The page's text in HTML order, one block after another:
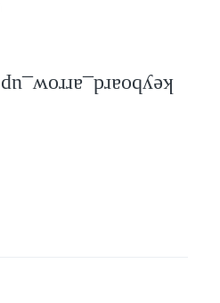
keyboard_arrow_up